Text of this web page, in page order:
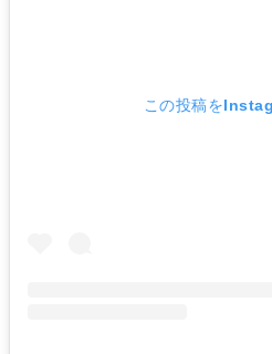
この投稿を